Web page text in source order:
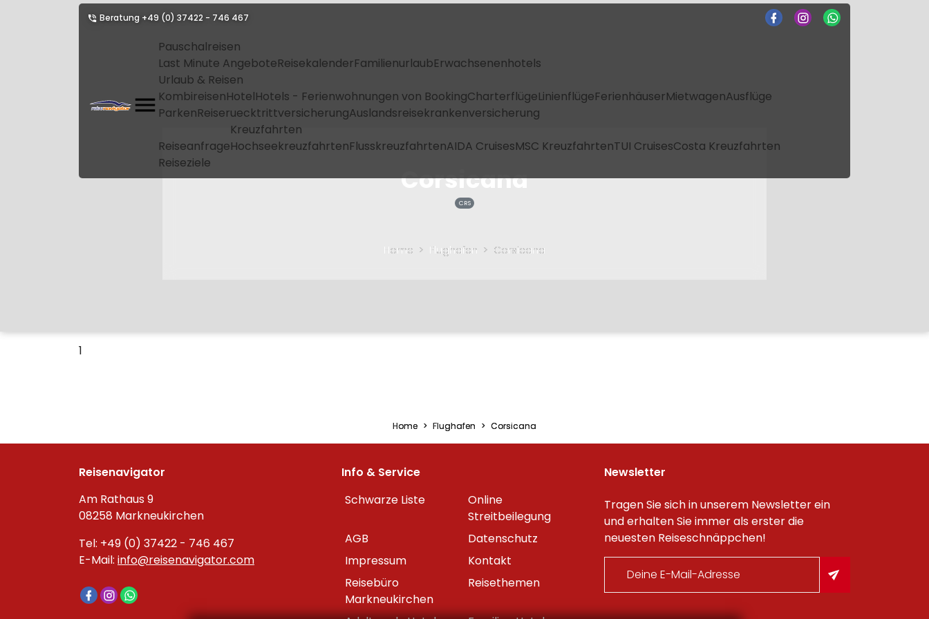
Beratung +49 (0) 37422 - 746 467
Pauschalreisen
Last Minute AngeboteReisekalenderFamilienurlaubErwachsenenhotels
Urlaub & Reisen
KombireisenHotelHotels - Ferienwohnungen von BookingCharterflügeLinienflügeFerienhäuserMietwagenAusflüge
ParkenReiseruecktrittversicherungAuslandsreisekrankenversicherung
Reiseanfrage
Kreuzfahrten
HochseekreuzfahrtenFlusskreuzfahrtenAIDA CruisesMSC KreuzfahrtenTUI CruisesCosta Kreuzfahrten
Reiseziele
Corsicana
CRS
Home Flughafen Corsicana
1
Home Flughafen Corsicana
Reisenavigator
Am Rathaus 9
08258 Markneukirchen
Tel: +49 (0) 37422 - 746 467
E-Mail: info@reisenavigator.com
Info & Service
Schwarze Liste
Online
Streitbeilegung
AGB
Datenschutz
Impressum
Kontakt
Reisebüro
Markneukirchen
Reisethemen
Newsletter
Tragen Sie sich in unserem Newsletter ein
und erhalten Sie immer als erster die
neuesten Reiseschnäppchen!